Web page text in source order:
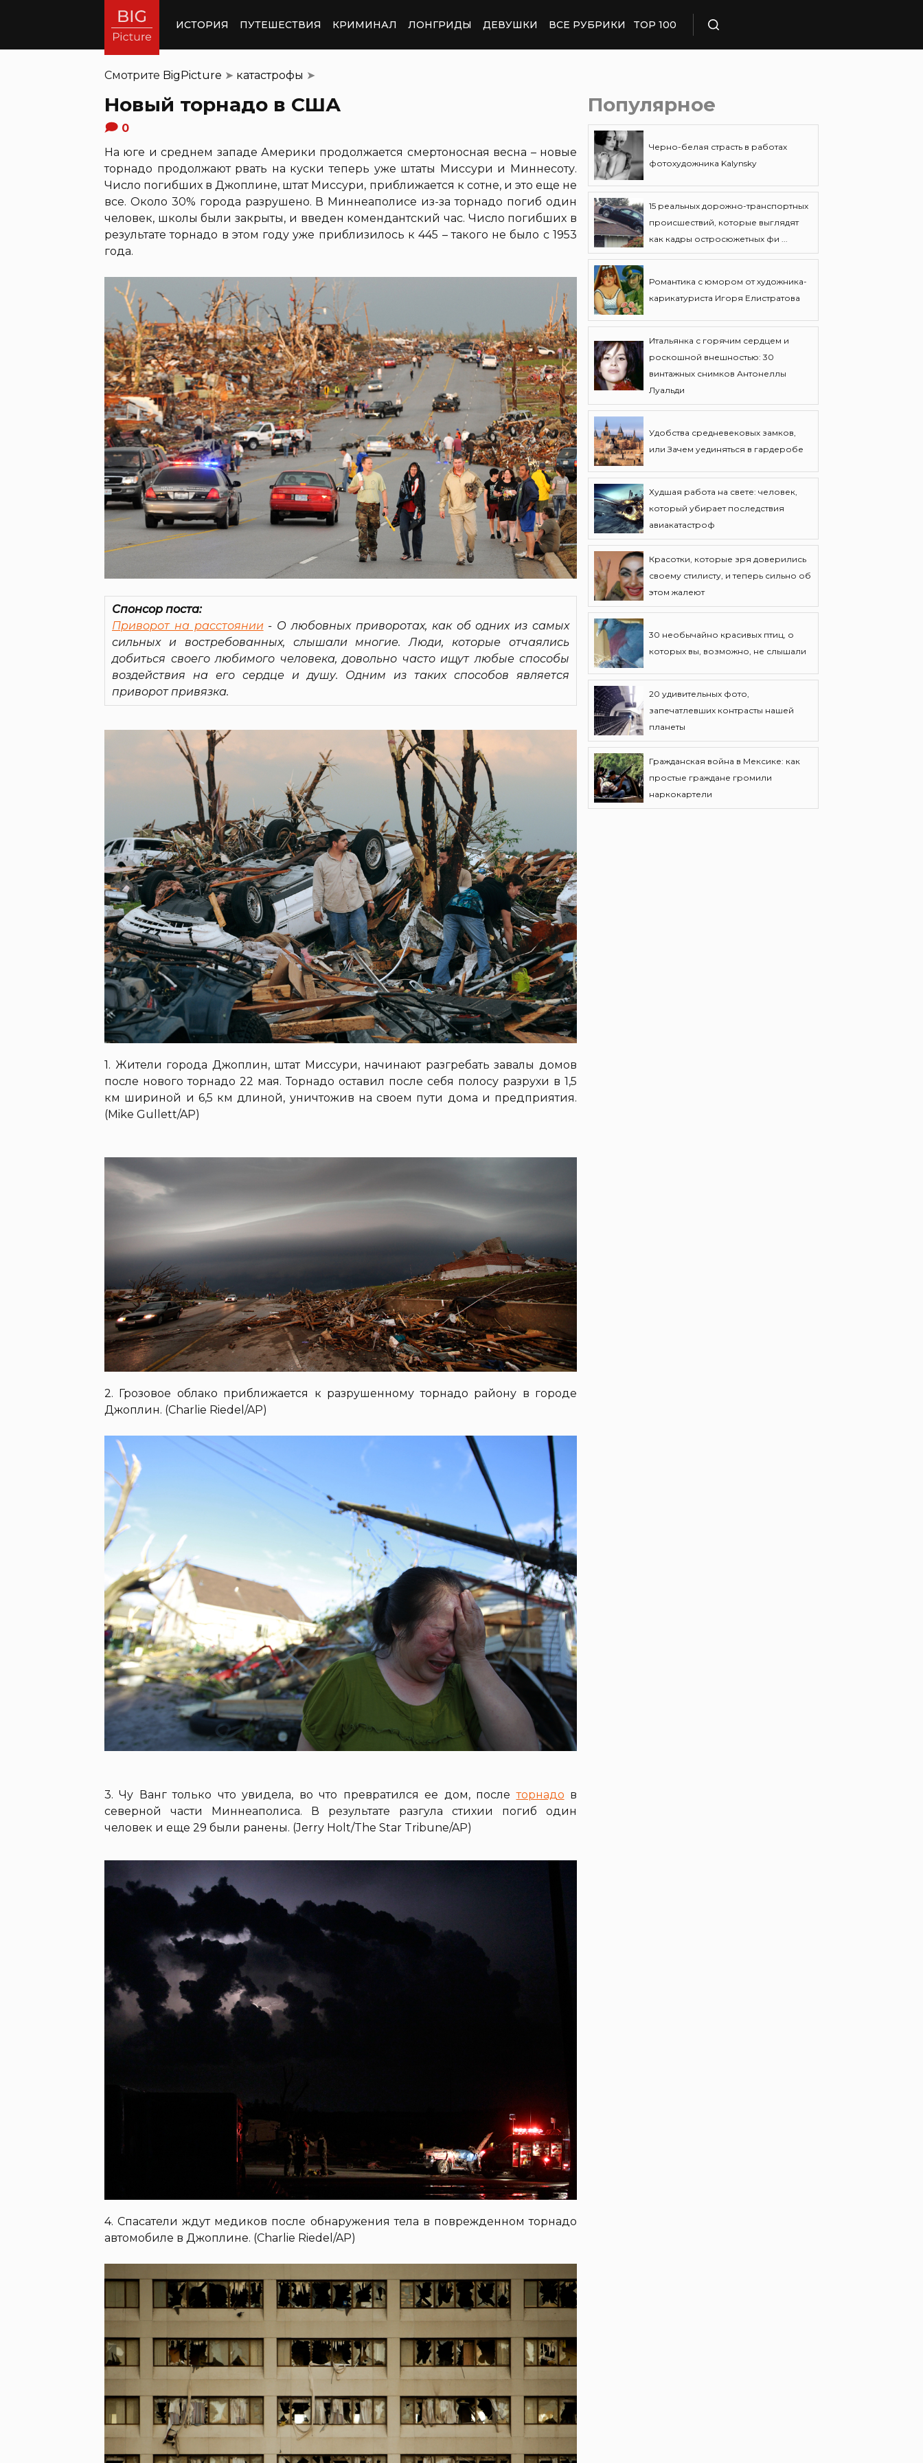
ИСТОРИЯ ПУТЕШЕСТВИЯ КРИМИНАЛ ЛОНГРИДЫ ДЕВУШКИ ВСЕ РУБРИКИ TOP 100
Смотрите BigPicture ➤ катастрофы ➤
Новый торнадо в США
0
На юге и среднем западе Америки продолжается смертоносная весна – новые
торнадо продолжают рвать на куски теперь уже штаты Миссури и Миннесоту.
Число погибших в Джоплине, штат Миссури, приближается к сотне, и это еще не
все. Около 30% города разрушено. В Миннеаполисе из-за торнадо погиб один
человек, школы были закрыты, и введен комендантский час. Число погибших в
результате торнадо в этом году уже приблизилось к 445 – такого не было с 1953
года.
Спонсор поста:
Приворот на расстоянии- О любовных приворотах, как об одних из самых
сильных и востребованных, слышали многие. Люди, которые отчаялись
добиться своего любимого человека, довольно часто ищут любые способы
воздействия на его сердце и душу. Одним из таких способов является
приворот привязка.
1. Жители города Джоплин, штат Миссури, начинают разгребать завалы домов
после нового торнадо 22 мая. Торнадо оставил после себя полосу разрухи в 1,5
км шириной и 6,5 км длиной, уничтожив на своем пути дома и предприятия.
(Mike Gullett/AP)
2. Грозовое облако приближается к разрушенному торнадо району в городе
Джоплин. (Charlie Riedel/AP)
3. Чу Ванг только что увидела, во что превратился ее дом, послеторнадо в
северной части Миннеаполиса. В результате разгула стихии погиб один
человек и еще 29 были ранены. (Jerry Holt/The Star Tribune/AP)
4. Спасатели ждут медиков после обнаружения тела в поврежденном торнадо
автомобиле в Джоплине. (Charlie Riedel/AP)
Популярное
Черно-белая страсть в работах
фотохудожника Kalynsky
15 реальных дорожно-транспортных
происшествий, которые выглядят
как кадры остросюжетных фи ...
Романтика с юмором от художника-
карикатуриста Игоря Елистратова
Итальянка с горячим сердцем и
роскошной внешностью: 30
винтажных снимков Антонеллы
Луальди
Удобства средневековых замков,
или Зачем уединяться в гардеробе
Худшая работа на свете: человек,
который убирает последствия
авиакатастроф
Красотки, которые зря доверились
своему стилисту, и теперь сильно об
этом жалеют
30 необычайно красивых птиц, о
которых вы, возможно, не слышали
20 удивительных фото,
запечатлевших контрасты нашей
планеты
Гражданская война в Мексике: как
простые граждане громили
наркокартели